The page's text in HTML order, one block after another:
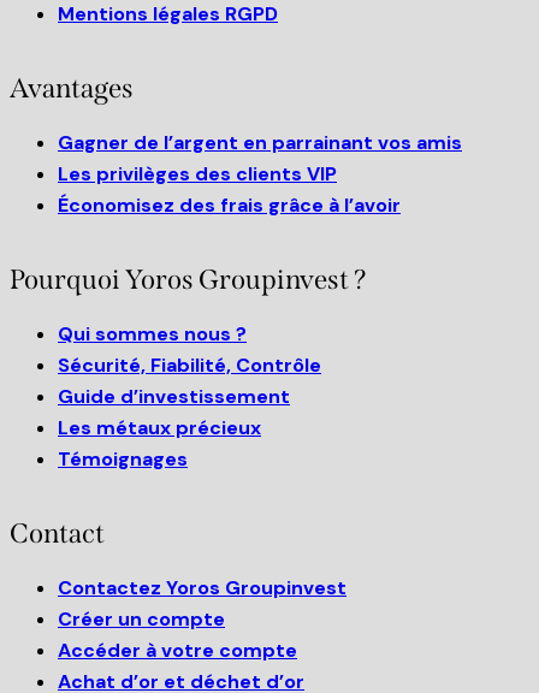
Mentions légales RGPD
Avantages
Gagner de l’argent en parrainant vos amis
Les privilèges des clients VIP
Économisez des frais grâce à l’avoir
Pourquoi Yoros Groupinvest ?
Qui sommes nous ?
Sécurité, Fiabilité, Contrôle
Guide d’investissement
Les métaux précieux
Témoignages
Contact
Contactez Yoros Groupinvest
Créer un compte
Accéder à votre compte
Achat d’or et déchet d’or